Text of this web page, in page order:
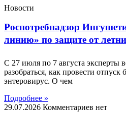
Новости
Роспотребнадзор
линию» по защите от
С 27 июля по 7 августа эксперты
разобраться, как провести отпуск
энтеровирус. О чем
Подробнее »
29.07.2026 Комментариев нет